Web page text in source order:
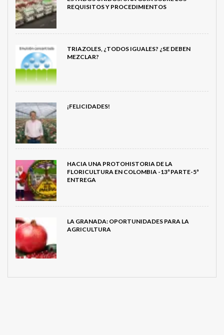
REQUISITOS Y PROCEDIMIENTOS
TRIAZOLES, ¿TODOS IGUALES? ¿SE DEBEN
MEZCLAR?
¡FELICIDADES!
HACIA UNA PROTOHISTORIA DE LA
FLORICULTURA EN COLOMBIA -13ª PARTE-5ª
ENTREGA
LA GRANADA: OPORTUNIDADES PARA LA
AGRICULTURA